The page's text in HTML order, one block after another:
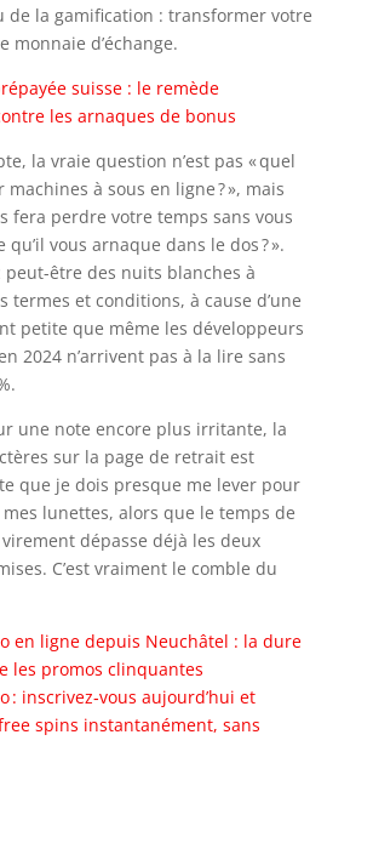
de la gamification : transformer votre
monnaie d’échange.
suisse : le remède
les arnaques de bonus
la vraie question n’est pas « quel
à sous en ligne ? », mais
fera perdre votre temps sans vous
vous arnaque dans le dos ? ».
peut-être des nuits blanches à
termes et conditions, à cause d’une
petite que même les développeurs
2024 n’arrivent pas à la lire sans
une note encore plus irritante, la
sur la page de retrait est
que je dois presque me lever pour
lunettes, alors que le temps de
dépasse déjà les deux
C’est vraiment le comble du
en ligne depuis Neuchâtel : la dure
les promos clinquantes
: inscrivez‑vous aujourd’hui et
spins instantanément, sans